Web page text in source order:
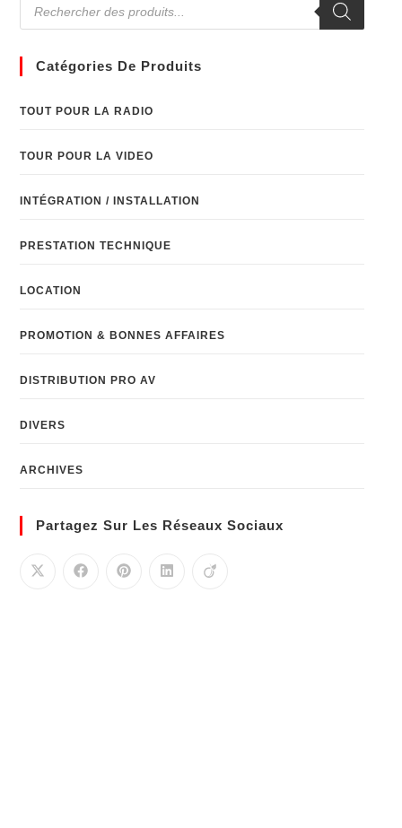
Catégories De Produits
TOUT POUR LA RADIO
TOUR POUR LA VIDEO
INTÉGRATION / INSTALLATION
PRESTATION TECHNIQUE
LOCATION
PROMOTION & BONNES AFFAIRES
DISTRIBUTION PRO AV
DIVERS
ARCHIVES
Partagez Sur Les Réseaux Sociaux